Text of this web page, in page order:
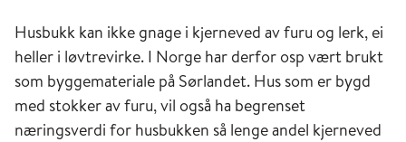
Husbukk kan ikke gnage i kjerneved av furu og lerk, ei
heller i løvtrevirke. I Norge har derfor osp vært brukt
som byggemateriale på Sørlandet. Hus som er bygd
med stokker av furu, vil også ha begrenset
næringsverdi for husbukken så lenge andel kjerneved